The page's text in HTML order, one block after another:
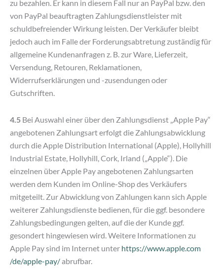
zu bezahlen. Er kann in diesem Fall nur an PayPal bzw. den
von PayPal beauftragten Zahlungsdienstleister mit
schuldbefreiender Wirkung leisten. Der Verkäufer bleibt
jedoch auch im Falle der Forderungsabtretung zuständig für
allgemeine Kundenanfragen z. B. zur Ware, Lieferzeit,
Versendung, Retouren, Reklamationen,
Widerrufserklärungen und -zusendungen oder
Gutschriften.
4.5 Bei Auswahl einer über den Zahlungsdienst „Apple Pay“
angebotenen Zahlungsart erfolgt die Zahlungsabwicklung
durch die Apple Distribution International (Apple), Hollyhill
Industrial Estate, Hollyhill, Cork, Irland („Apple“). Die
einzelnen über Apple Pay angebotenen Zahlungsarten
werden dem Kunden im Online-Shop des Verkäufers
mitgeteilt. Zur Abwicklung von Zahlungen kann sich Apple
weiterer Zahlungsdienste bedienen, für die ggf. besondere
Zahlungsbedingungen gelten, auf die der Kunde ggf.
gesondert hingewiesen wird. Weitere Informationen zu
Apple Pay sind im Internet unter https://www.apple.com
/de/apple-pay/abrufbar.